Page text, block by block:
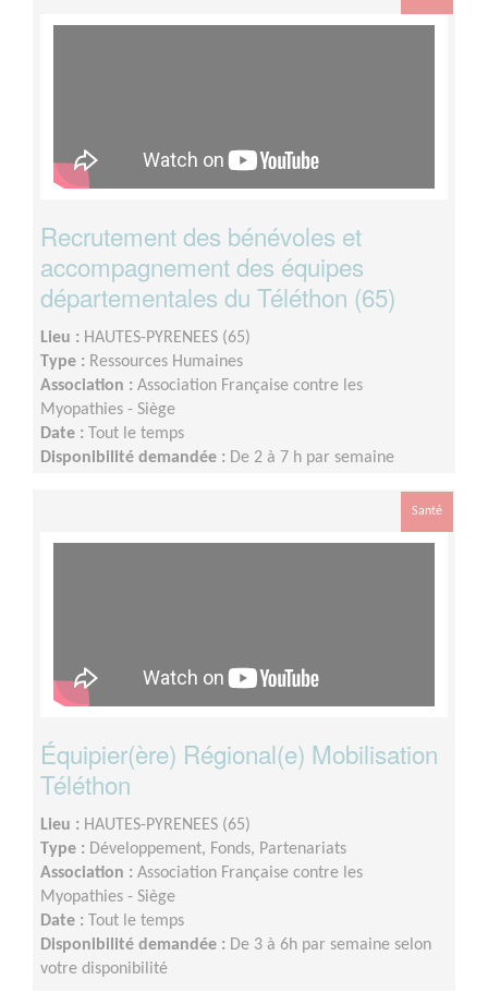
Recrutement des bénévoles et
accompagnement des équipes
départementales du Téléthon (65)
Lieu : HAUTES-PYRENEES (65)
Type : Ressources Humaines
Association : Association Française contre les
Myopathies - Siège
Date :
Tout le temps
Disponibilité demandée : De 2 à 7 h par semaine
Santé
Équipier(ère) Régional(e) Mobilisation
Téléthon
Lieu : HAUTES-PYRENEES (65)
Type : Développement, Fonds, Partenariats
Association : Association Française contre les
Myopathies - Siège
Date :
Tout le temps
Disponibilité demandée : De 3 à 6h par semaine selon
votre disponibilité